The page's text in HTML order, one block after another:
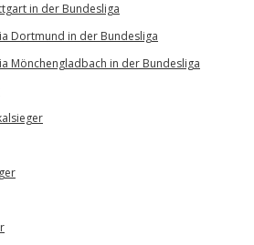
in der Bundesliga
Dortmund in der Bundesliga
Mönchengladbach in der Bundesliga